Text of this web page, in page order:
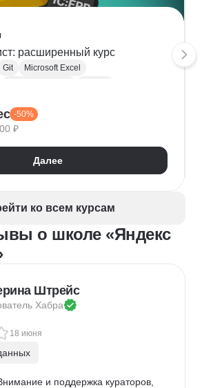
расширенный курс
Git
Microsoft Excel
1С
-50%
₽
Далее
ко всем курсам
о школе «Яндекс
Штрейс
Хабра
18 июня
и поддержка кураторов,